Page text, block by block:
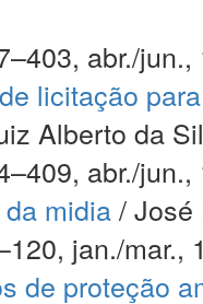
abr./jun.,
licitação
Alberto da
abr./jun.,
midia/ José
jan./mar.,
de proteção